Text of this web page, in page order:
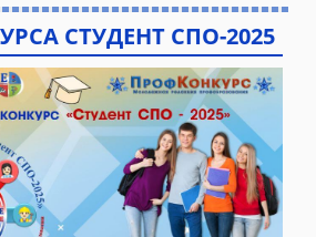
СТУДЕНТ СПО-2025